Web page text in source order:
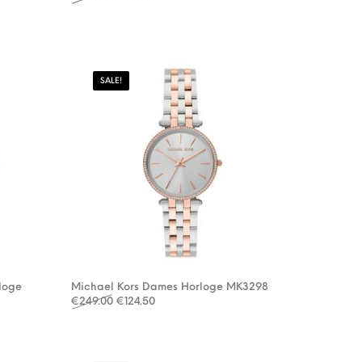
€299.00.
SALE!
Michael Kors Dames Horloge MK3298
€249.00 Oorspronkelijke prijs was: €249.00.
€124.50Huidige prijs is: €124.50.